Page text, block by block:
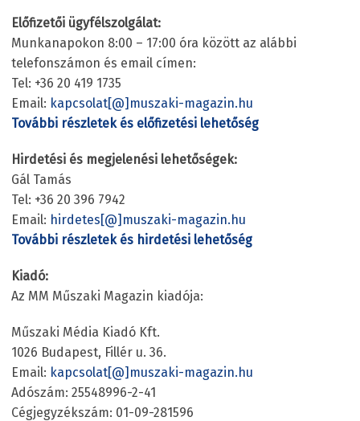
Előfizetői ügyfélszolgálat:
Munkanapokon 8:00 – 17:00 óra között az alábbi
telefonszámon és email címen:
Tel: +36 20 419 1735
Email: kapcsolat[@] muszaki-magazin.hu
További részletek és előfizetési lehetőség
Hirdetési és megjelenési lehetőségek:
Gál Tamás
Tel: +36 20 396 7942
Email: hirdetes[@] muszaki-magazin.hu
További részletek és hirdetési lehetőség
Kiadó:
Az MM Műszaki Magazin kiadója:
Műszaki Média Kiadó Kft.
1026 Budapest, Fillér u. 36.
Email: kapcsolat[@] muszaki-magazin.hu
Adószám: 25548996-2-41
Cégjegyzékszám: 01-09-281596